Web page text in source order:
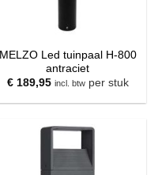
MELZO Led tuinpaal H-800
antraciet
€189,95 incl. btwper stuk